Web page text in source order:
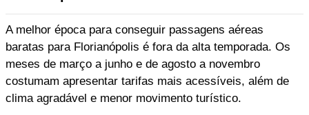
A melhor época para conseguir passagens aéreas
baratas para Florianópolis é fora da alta temporada. Os
meses de março a junho e de agosto a novembro
costumam apresentar tarifas mais acessíveis, além de
clima agradável e menor movimento turístico.